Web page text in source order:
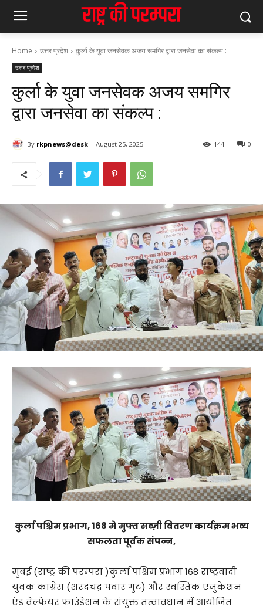
Home उत्तर प्रदेश कुर्ला के युवा जनसेवक अजय समगिर द्वारा जनसेवा का संकल्प :
उत्तर प्रदेश
कुर्ला के युवा जनसेवक अजय समगिर
द्वारा जनसेवा का संकल्प :
By rkpnews@desk August 25, 2025 0
144
कुर्ला पश्चिम प्रभाग, 168 मे मुफ्त सब्ज़ी वितरण कार्यक्रम भव्य
सफलता पूर्वक संपन्न,
मुंबई (राष्ट्र की परम्परा )कुर्ला पश्चिम प्रभाग 168 राष्ट्रवादी
युवक कांग्रेस (शरदचंद्र पवार गुट) और स्वस्तिक एजुकेशन
एंड वेल्फेयर फाउंडेशन के संयुक्त तत्वावधान में आयोजित